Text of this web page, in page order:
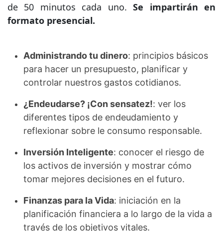
de 50 minutos cada uno.Se impartirán en
formato presencial.
Administrando tu dinero: principios básicos
para hacer un presupuesto, planificar y
controlar nuestros gastos cotidianos.
¿Endeudarse? ¡Con sensatez!: ver los
diferentes tipos de endeudamiento y
reflexionar sobre le consumo responsable.
Inversión Inteligente: conocer el riesgo de
los activos de inversión y mostrar cómo
tomar mejores decisiones en el futuro.
Finanzas para la Vida: iniciación en la
planificación financiera a lo largo de la vida a
través de los objetivos vitales.